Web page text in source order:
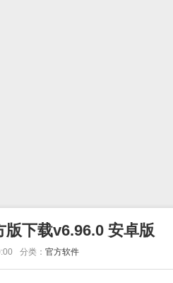
下载v6.96.0 安卓版
分类：官方软件